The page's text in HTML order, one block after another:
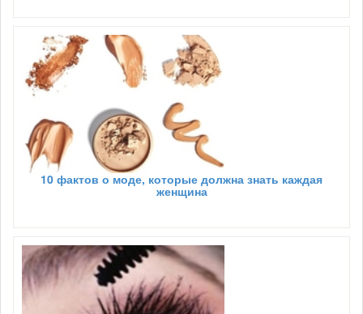
10 фактов о моде, которые должна знать каждая
женщина